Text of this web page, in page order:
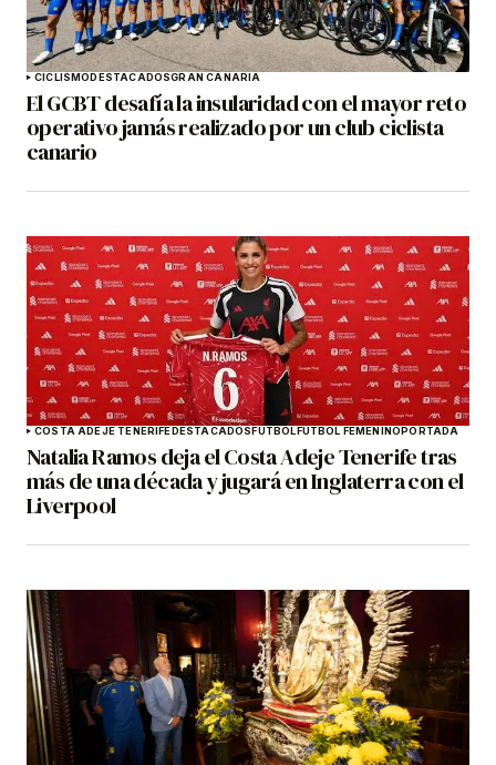
CICLISMODESTACADOSGRAN CANARIA
El GCBT desafía la insularidad con el mayor reto
operativo jamás realizado por un club ciclista
canario
COSTA ADEJE TENERIFEDESTACADOSFÚTBOLFÚTBOL FEMENINOPORTADA
Natalia Ramos deja el Costa Adeje Tenerife tras
más de una década y jugará en Inglaterra con el
Liverpool